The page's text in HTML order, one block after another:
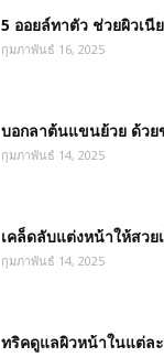
5 ออยล์ทาตัว ช่วยผิวเ
กุมภาพันธ์ 16, 2025
บอกลาต้นแขนย้วย ด้วย
กุมภาพันธ์ 14, 2025
เคล็ดลับแต่งหน้าให้สวย
กุมภาพันธ์ 14, 2025
ทริคดูแลผิวหน้าในแต่ล